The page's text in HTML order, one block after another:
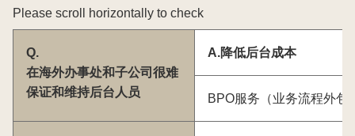
Please scroll horizontally to check
Q.
在海外办事处和子公司很难
保证和维持后台人员
A.降低后台成本
BPO服务（业务流程外包